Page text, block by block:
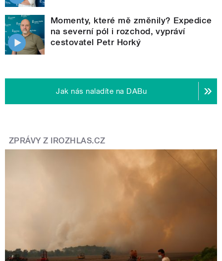
Momenty, které mě změnily? Expedice
na severní pól i rozchod, vypráví
cestovatel Petr Horký
Jak nás naladíte na DABu
ZPRÁVY Z IROZHLAS.CZ